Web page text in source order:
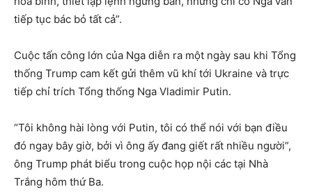
tiếp tục bác bỏ tất cả”.
Cuộc tấn công lớn của Nga diễn ra một ngày sau khi Tổng
thống Trump cam kết gửi thêm vũ khí tới Ukraine và trực
tiếp chỉ trích Tổng thống Nga Vladimir Putin.
“Tôi không hài lòng với Putin, tôi có thể nói với bạn điều
đó ngay bây giờ, bởi vì ông ấy đang giết rất nhiều người”,
ông Trump phát biểu trong cuộc họp nội các tại Nhà
Trắng hôm thứ Ba.